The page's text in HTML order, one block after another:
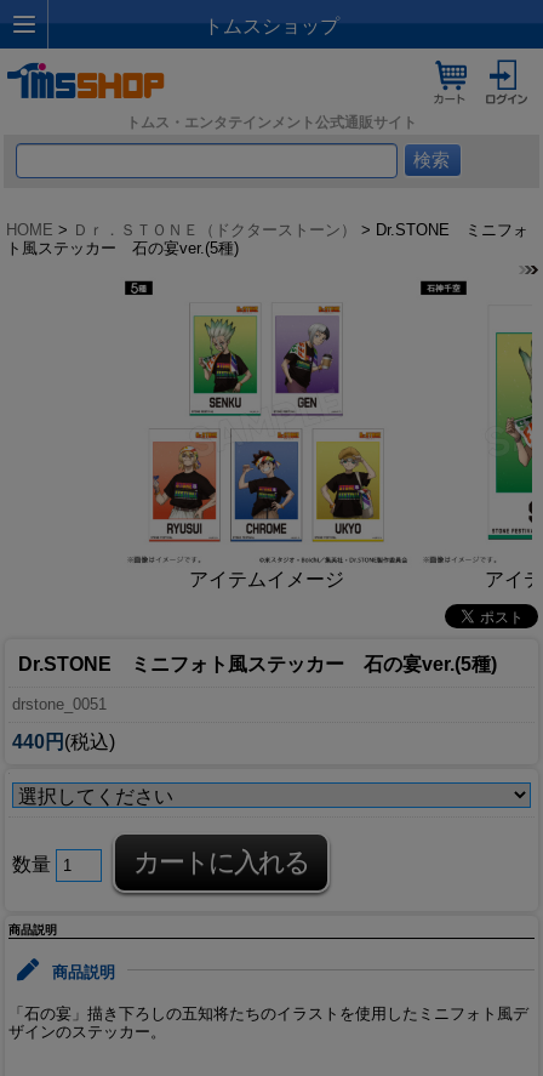
トムスショップ
トムス・エンタテインメント公式通販サイト
HOME > Ｄｒ．ＳＴＯＮＥ（ドクターストーン）
> Dr.STONE ミニフォ
ト風ステッカー 石の宴ver.(5種)
アイテムイメージ アイ
Dr.STONE ミニフォト風ステッカー 石の宴ver.(5種)
drstone_0051
440円 (税込)
数量
商品説明
商品説明
「石の宴」描き下ろしの五知将たちのイラストを使用したミニフォト風デ
ザインのステッカー。